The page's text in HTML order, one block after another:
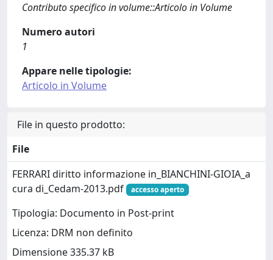
Contributo specifico in volume::Articolo in Volume
Numero autori
1
Appare nelle tipologie:
Articolo in Volume
File in questo prodotto:
File
FERRARI diritto informazione in_BIANCHINI-GIOIA_a
cura di_Cedam-2013.pdf
accesso aperto
Tipologia: Documento in Post-print
Licenza: DRM non definito
Dimensione 335.37 kB